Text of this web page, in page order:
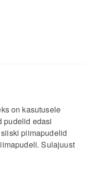
on kasutusele
pudelid edasi
piimapudelid
Sulajuust